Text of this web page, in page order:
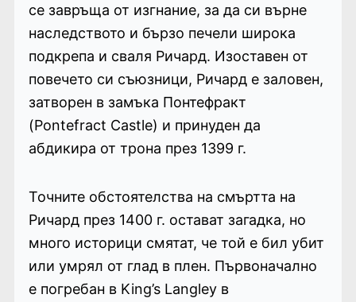
се завръща от изгнание, за да си върне
наследството и бързо печели широка
подкрепа и сваля Ричард. Изоставен от
повечето си съюзници, Ричард е заловен,
затворен в замъка Понтефракт
(Pontefract Castle) и принуден да
абдикира от трона през 1399 г.
Точните обстоятелства на смъртта на
Ричард през 1400 г. остават загадка, но
много историци смятат, че той е бил убит
или умрял от глад в плен. Първоначално
е погребан в King’s Langley в